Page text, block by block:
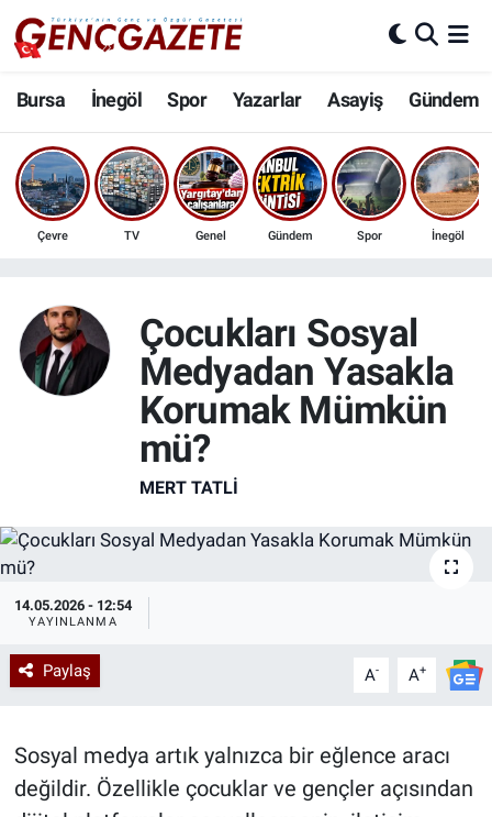
Bursa İnegöl Spor Yazarlar Asayiş Gündem
Çevre TV Genel Gündem Spor İnegöl
Çocukları Sosyal
Medyadan Yasakla
Korumak Mümkün
mü?
MERT TATLI
14.05.2026 - 12:54
YAYINLANMA
Paylaş A- A+
Sosyal medya artık yalnızca bir eğlence aracı
değildir. Özellikle çocuklar ve gençler açısından
Bursa
İnegöl
3.SAYFA
Eğitim
Ekonomi
Kadın & Aile
Teknoloji
Yazarlar
Nöbetçi Eczaneler
Hava Durumu
Trafik Durumu
Tüm Manşetler
Son Dakika Haberleri
Haber Arşivi